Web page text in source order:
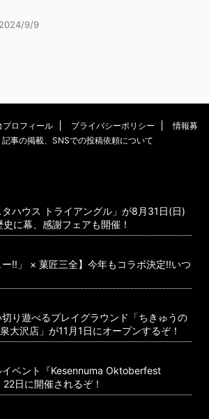
2024/9/9
プロフィール プライバシーポリシー
情報募
記事の掲載、SNSでの投稿依頼について
ハウス トライアングル」が8月31日(日)
に幕、感謝フェアも開催！
ー!!」 × 菓匠三全】今年もコラボ決定!!いつ
り遊べるプレイグラウンド「ちきゅうの
大沢店」が11月1日にオープンするぞ！
ベント『Kesennuma Oktoberfest
日に開催されるぞ！